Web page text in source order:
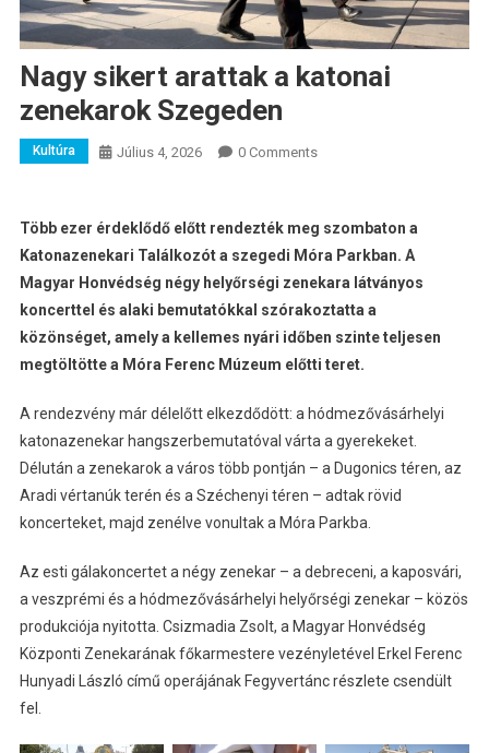
Nagy sikert arattak a katonai
zenekarok Szegeden
Kultúra Július 4, 2026 0 Comments
Több ezer érdeklődő előtt rendezték meg szombaton a
Katonazenekari Találkozót a szegedi Móra Parkban. A
Magyar Honvédség négy helyőrségi zenekara látványos
koncerttel és alaki bemutatókkal szórakoztatta a
közönséget, amely a kellemes nyári időben szinte teljesen
megtöltötte a Móra Ferenc Múzeum előtti teret.
A rendezvény már délelőtt elkezdődött: a hódmezővásárhelyi
katonazenekar hangszerbemutatóval várta a gyerekeket.
Délután a zenekarok a város több pontján – a Dugonics téren, az
Aradi vértanúk terén és a Széchenyi téren – adtak rövid
koncerteket, majd zenélve vonultak a Móra Parkba.
Az esti gálakoncertet a négy zenekar – a debreceni, a kaposvári,
a veszprémi és a hódmezővásárhelyi helyőrségi zenekar – közös
produkciója nyitotta. Csizmadia Zsolt, a Magyar Honvédség
Központi Zenekarának főkarmestere vezényletével Erkel Ferenc
Hunyadi László című operájának Fegyvertánc részlete csendült
fel.